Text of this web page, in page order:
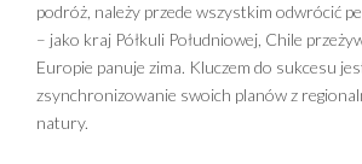
podróż, należy przede wszystkim odwrócić
– jako kraj Półkuli Południowej, Chile
Europie panuje zima. Kluczem do sukcesu
zsynchronizowanie swoich planów z
natury.